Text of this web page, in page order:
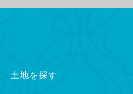
土地を探す